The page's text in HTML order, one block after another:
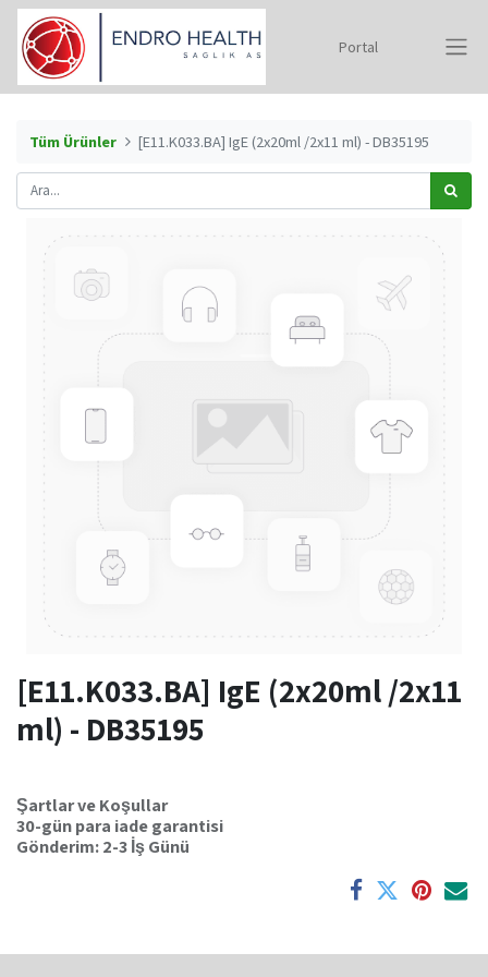
Portal
Tüm Ürünler [E11.K033.BA] IgE (2x20ml /2x11 ml) - DB35195
[E11.K033.BA] IgE (2x20ml /2x11
ml) - DB35195
Şartlar ve Koşullar
30-gün para iade garantisi
Gönderim: 2-3 İş Günü